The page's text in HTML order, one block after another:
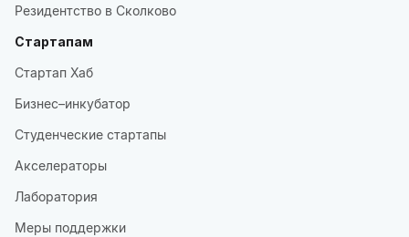
Резидентство в Сколково
Стартапам
Стартап Хаб
Бизнес–инкубатор
Студенческие стартапы
Акселераторы
Лаборатория
Меры поддержки